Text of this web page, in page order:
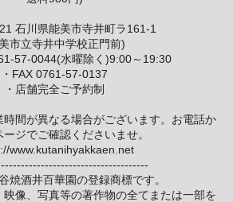
石川県能美市寺井町ラ161-1
市立寺井中学校正門前)
57-0044(水曜除く)9:00～19:30
・FAX 0761-57-0137
・店舗完全ご予約制
時間が異なる場合がございます。お電話か
ージでご確認くださいませ。
www.kutanihyakkaen.net
焼酒井百華園の登録商標です。
映像、写真等の著作物の全てまたは一部を